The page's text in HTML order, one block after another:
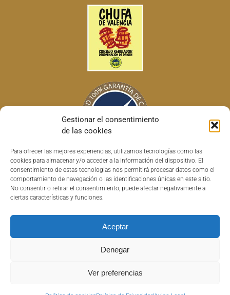
Gestionar el consentimiento
de las cookies
Para ofrecer las mejores experiencias, utilizamos tecnologías como las
cookies para almacenar y/o acceder a la información del dispositivo. El
consentimiento de estas tecnologías nos permitirá procesar datos como el
comportamiento de navegación o las identificaciones únicas en este sitio.
No consentir o retirar el consentimiento, puede afectar negativamente a
ciertas características y funciones.
Aceptar
Denegar
Ver preferencias
Copyright © 2022 Horchatas HISC | Todos los derechos reservados |
Aviso Legal